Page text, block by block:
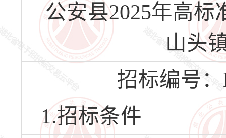
公安县2025年高
山头
招标编号：
1.招标条件